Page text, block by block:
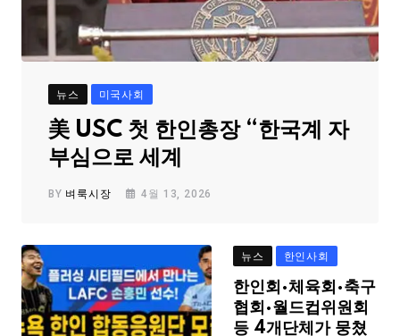
뉴스 미국사회
美 USC 첫 한인총장 “한국계 자
부심으로 세계
BY 벼룩시장 4월 13, 2026
뉴스 한인사회
한인회·체육회·축구
협회·월드컵위원회
등 4개단체가 뭉쳤